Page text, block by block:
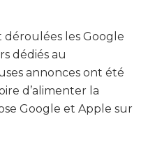
déroulées les Google
dédiés au
annonces ont été
d’alimenter la
Google et Apple sur